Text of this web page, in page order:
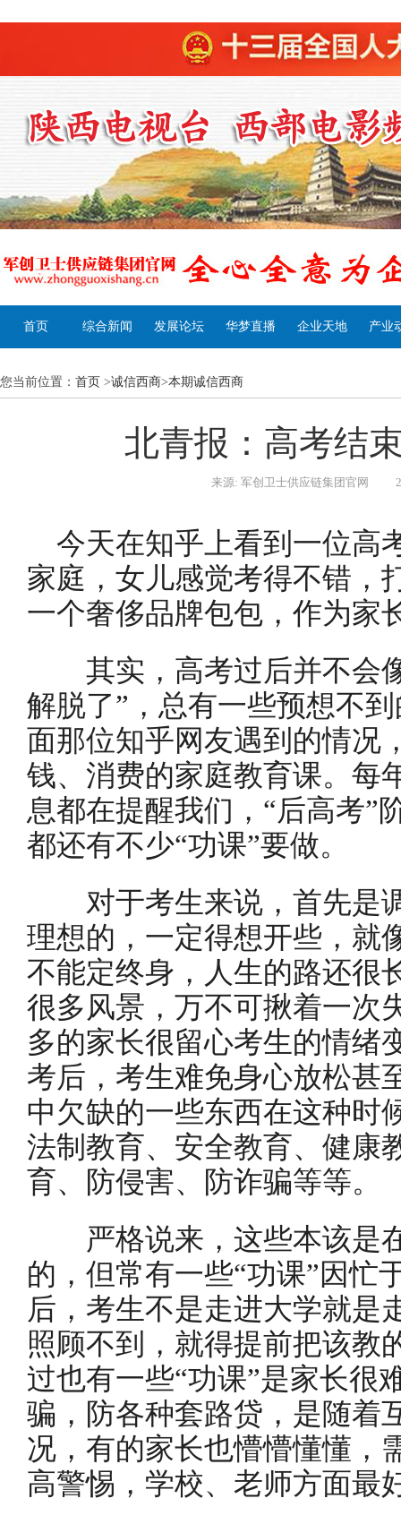
首页 综合新闻 发展论坛 华梦直播 企业天地 产业
您当前位置： 首页 >诚信西商>本期诚信西商
北青报：高考结
来源: 军创卫士供应链集团官网
今天在知乎上看到一位高
家庭，女儿感觉考得不错，
一个奢侈品牌包包，作为家
其实，高考过后并不会
解脱了”，总有一些预想不
面那位知乎网友遇到的情况
钱、消费的家庭教育课。每
息都在提醒我们，“后高考”
都还有不少“功课”要做。
对于考生来说，首先是
理想的，一定得想开些，就
不能定终身，人生的路还很
很多风景，万不可揪着一次
多的家长很留心考生的情绪
考后，考生难免身心放松甚
中欠缺的一些东西在这种时
法制教育、安全教育、健康
育、防侵害、防诈骗等等。
严格说来，这些本该是
的，但常有一些“功课”因忙
后，考生不是走进大学就是
照顾不到，就得提前把该教
过也有一些“功课”是家长很
骗，防各种套路贷，是随着
况，有的家长也懵懵懂懂，
高警惕，学校、老师方面最